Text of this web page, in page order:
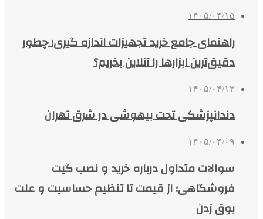
۱۴۰۵/۰۴/۱۵
راهنمای جامع خرید تجهیزات اندازه گیری؛ چطور
دقیق‌ترین ابزارها را آنلاین بخریم؟
۱۴۰۵/۰۴/۱۳
دندانپزشکی تحت بیهوشی در شرق تهران
۱۴۰۵/۰۴/۰۹
سوالات متداول درباره خرید و نصب گیت
فروشگاهی؛ از قیمت تا تنظیم حساسیت و علت
بوق زدن